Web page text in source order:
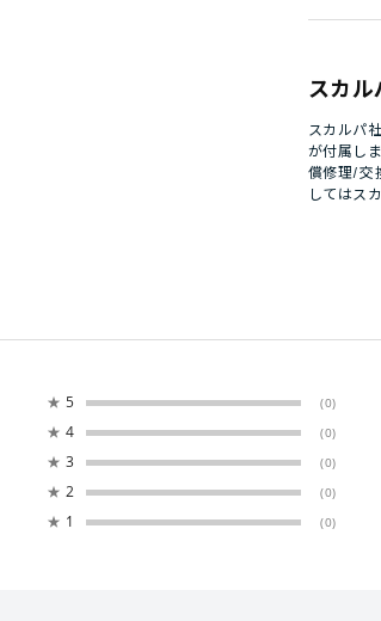
スカ
スカルパ
が付属し
償修理/交
してはス
★ 5 (0)
★ 4 (0)
★ 3 (0)
★ 2 (0)
★ 1 (0)